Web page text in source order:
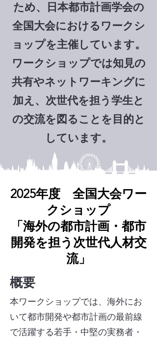
ため、日本都市計画学会の
全国大会におけるワークシ
ョップを主催しています。
ワークショップでは知見の
共有やネットワーキングに
加え、次世代を担う学生と
の交流を図ることを目的と
しています。
2025年度 全国大会ワー
クショップ
「海外の都市計画・都市
開発を担う次世代人材交
流」
概要​
本ワークショップでは、海外にお
いて都市開発や都市計画の最前線
で活躍する若手・中堅の実務者・